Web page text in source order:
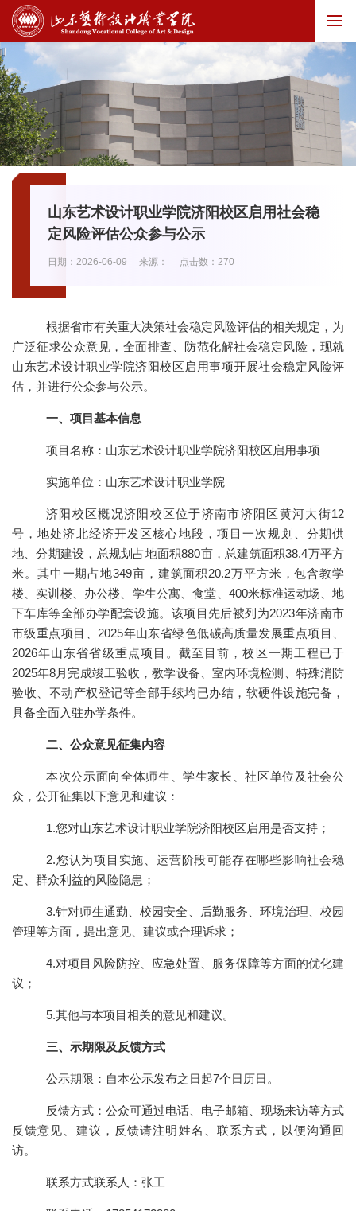
山东艺术设计职业学院济阳校区启用社会稳
定风险评估公众参与公示
日期：2026-06-09 来源： 点击数： 270
根据省市有关重大决策社会稳定风险评估的相关规定，为
广泛征求公众意见，全面排查、防范化解社会稳定风险，现就
山东艺术设计职业学院济阳校区启用事项开展社会稳定风险评
估，并进行公众参与公示。
一、项目基本信息
项目名称：山东艺术设计职业学院济阳校区启用事项
实施单位：山东艺术设计职业学院
济阳校区概况济阳校区位于济南市济阳区黄河大街12
号，地处济北经济开发区核心地段，项目一次规划、分期供
地、分期建设，总规划占地面积880亩，总建筑面积38.4万平方
米。其中一期占地349亩，建筑面积20.2万平方米，包含教学
楼、实训楼、办公楼、学生公寓、食堂、400米标准运动场、地
下车库等全部办学配套设施。该项目先后被列为2023年济南市
市级重点项目、2025年山东省绿色低碳高质量发展重点项目、
2026年山东省省级重点项目。截至目前，校区一期工程已于
2025年8月完成竣工验收，教学设备、室内环境检测、特殊消防
验收、不动产权登记等全部手续均已办结，软硬件设施完备，
具备全面入驻办学条件。
二、公众意见征集内容
本次公示面向全体师生、学生家长、社区单位及社会公
众，公开征集以下意见和建议：
1.您对山东艺术设计职业学院济阳校区启用是否支持；
2.您认为项目实施、运营阶段可能存在哪些影响社会稳
定、群众利益的风险隐患；
3.针对师生通勤、校园安全、后勤服务、环境治理、校园
管理等方面，提出意见、建议或合理诉求；
4.对项目风险防控、应急处置、服务保障等方面的优化建
议；
5.其他与本项目相关的意见和建议。
三、 示期限及反馈方式
公示期限：自本公示发布之日起7个日历日。
反馈方式：公众可通过电话、电子邮箱、现场来访等方式
反馈意见、建议，反馈请注明姓名、联系方式，以便沟通回
访。
联系方式联系人：张工